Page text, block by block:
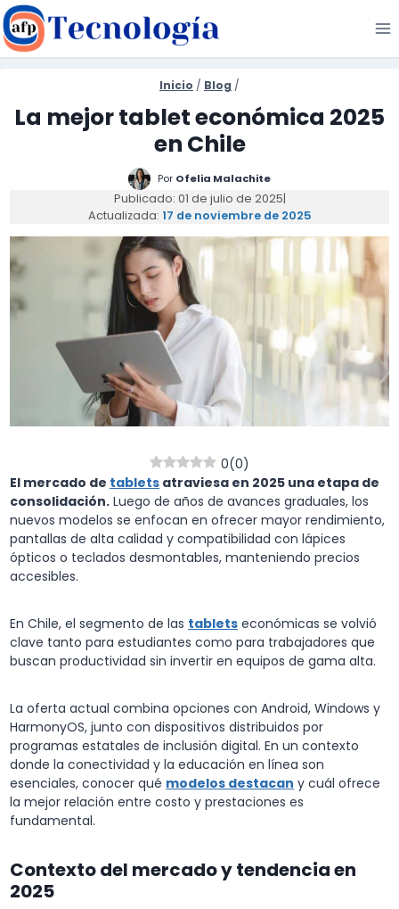
Saltar
al
contenido
Inicio / Blog /
La mejor tablet económica 2025
en Chile
Por Ofelia Malachite
Publicado: 01 de julio de 2025|
Actualizada: 17 de noviembre de 2025
0(0)
El mercado de tablets atraviesa en 2025 una etapa de
consolidación. Luego de años de avances graduales, los
nuevos modelos se enfocan en ofrecer mayor rendimiento,
pantallas de alta calidad y compatibilidad con lápices
ópticos o teclados desmontables, manteniendo precios
accesibles.
En Chile, el segmento de las tablets económicas se volvió
clave tanto para estudiantes como para trabajadores que
buscan productividad sin invertir en equipos de gama alta.
La oferta actual combina opciones con Android, Windows y
HarmonyOS, junto con dispositivos distribuidos por
programas estatales de inclusión digital. En un contexto
donde la conectividad y la educación en línea son
esenciales, conocer qué modelos destacan y cuál ofrece
la mejor relación entre costo y prestaciones es
fundamental.
Contexto del mercado y tendencia en
2025